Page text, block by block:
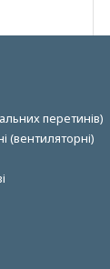
перетинів)
(вентиляторні)